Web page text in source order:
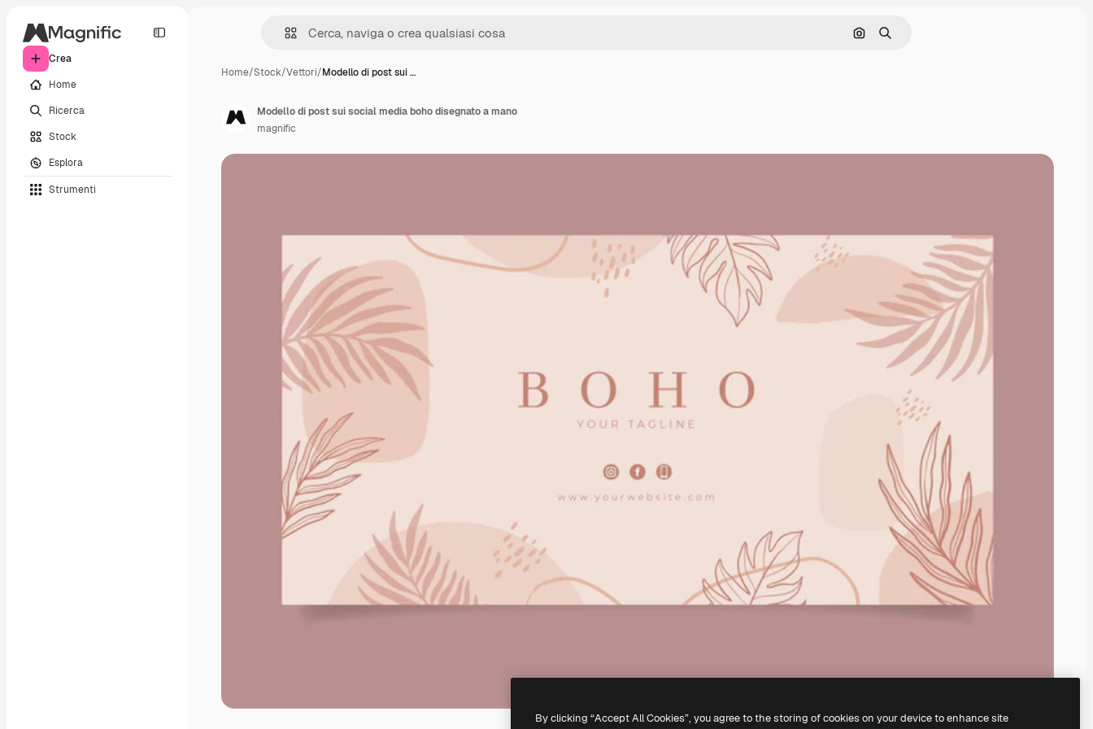
Crea
Home
Ricerca
Stock
Esplora
Strumenti
Cerca per immagine
Ricerca
Home/Stock/Vettori/Modello di post sui …
Modello di post sui social media boho disegnato a mano
magnific
By clicking “Accept All Cookies”, you agree to the storing of cookies on your device to enhance site